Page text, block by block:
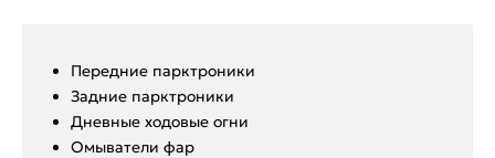
Передние парктроники
Задние парктроники
Дневные ходовые огни
Омыватели фар